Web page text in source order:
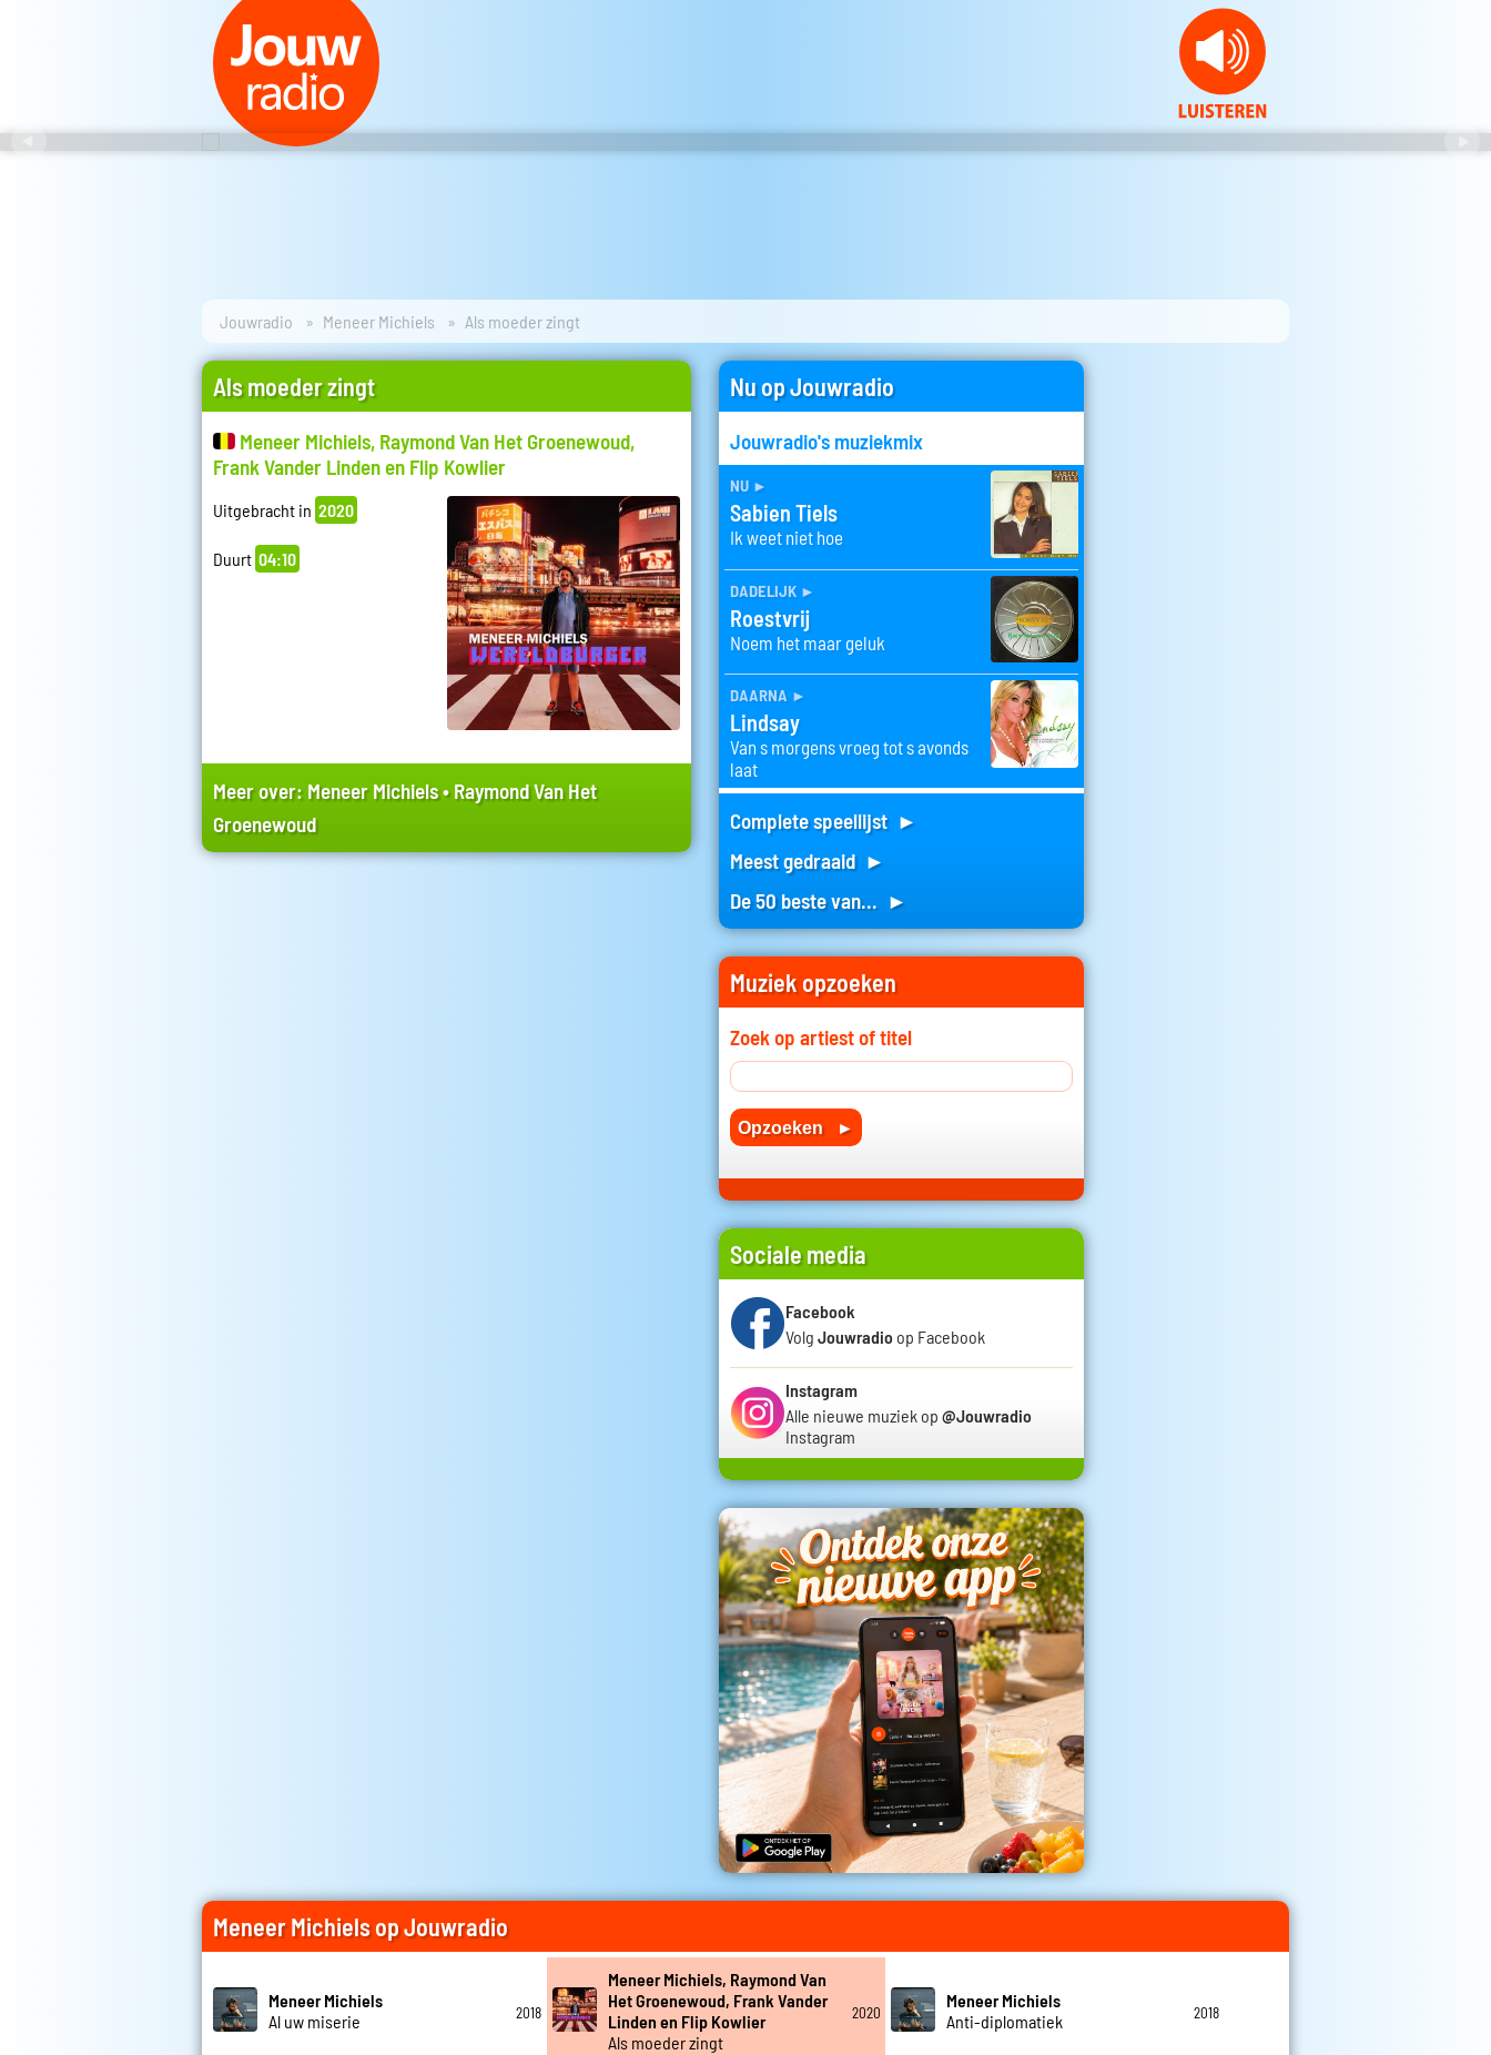
Jouwradio Meneer Michiels Als moeder zingt
Als moeder zingt
Meneer Michiels, Raymond Van Het Groenewoud,
Frank Vander Linden en Flip Kowlier
Uitgebracht in 2020
Duurt 04:10
Meer over: Meneer Michiels•Raymond Van Het
Groenewoud
Nu op Jouwradio
Jouwradio's muziekmix
nu ►
Sabien Tiels
Ik weet niet hoe
dadelijk ►
Roestvrij
Noem het maar geluk
daarna ►
Lindsay
Van s morgens vroeg tot s avonds
laat
Complete speellijst ►
Meest gedraaid ►
De 50 beste van... ►
Muziek opzoeken
Zoek op artiest of titel
Sociale media
Facebook
Volg Jouwradio op Facebook
Instagram
Alle nieuwe muziek op @Jouwradio
Instagram
Meneer Michiels op Jouwradio
Meneer Michiels
Al uw miserie
2018
Meneer Michiels, Raymond Van
Het Groenewoud, Frank Vander
Linden en Flip Kowlier
Als moeder zingt
2020
Meneer Michiels
Anti-diplomatiek
2018